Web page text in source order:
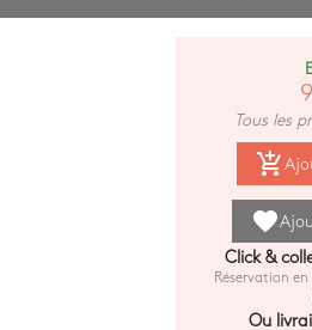
Tous les
add_shopping_cart
favorite
Click &
Réservation
Ou